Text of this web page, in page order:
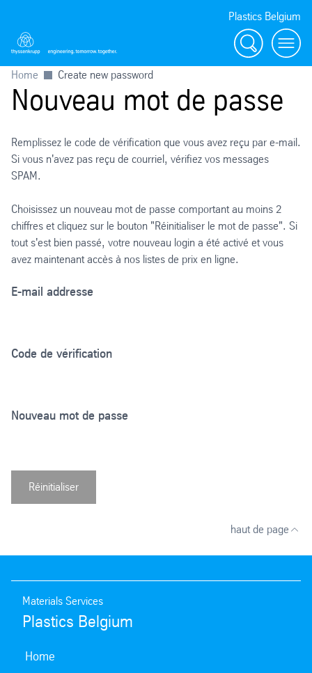
Plastics Belgium
Rechercher
Menu
Home Create new password
Nouveau mot de passe
Remplissez le code de vérification que vous avez reçu par e-mail.
Si vous n'avez pas reçu de courriel, vérifiez vos messages
SPAM.
Choisissez un nouveau mot de passe comportant au moins 2
chiffres et cliquez sur le bouton "Réinitialiser le mot de passe". Si
tout s'est bien passé, votre nouveau login a été activé et vous
avez maintenant accès à nos listes de prix en ligne.
E-mail addresse
Code de vérification
Nouveau mot de passe
Réinitialiser
haut de page
Materials Services
Plastics Belgium
Home